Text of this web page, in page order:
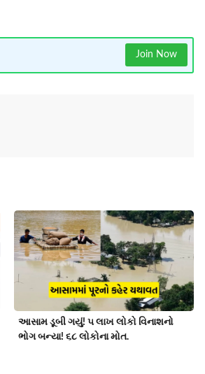
Join Now
આસામ ડૂબી ગયું! ૫ લાખ લોકો વિનાશનો
ભોગ બન્યા! ૬૮ લોકોના મોત.